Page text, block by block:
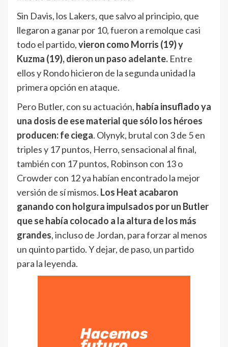
Sin Davis, los Lakers, que salvo al principio, que
llegaron a ganar por 10, fueron a remolque casi
todo el partido,vieron como Morris (19) y
Kuzma (19), dieron un paso adelante. Entre
ellos y Rondo hicieron de la segunda unidad la
primera opción en ataque.
Pero Butler, con su actuación, había insuflado ya
una dosis de ese material que sólo los héroes
producen: fe ciega. Olynyk, brutal con 3 de 5 en
triples y 17 puntos, Herro, sensacional al final,
también con 17 puntos, Robinson con 13 o
Crowder con 12 ya habían encontrado la mejor
versión de sí mismos. Los Heat acabaron
ganando con holgura impulsados por un Butler
que se había colocado a la altura de los más
grandes, incluso de Jordan, para forzar al menos
un quinto partido. Y dejar, de paso, un partido
para la leyenda.